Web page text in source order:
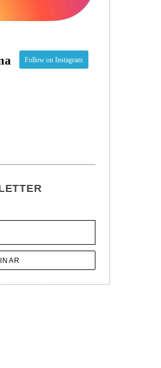
Follow on Instagram